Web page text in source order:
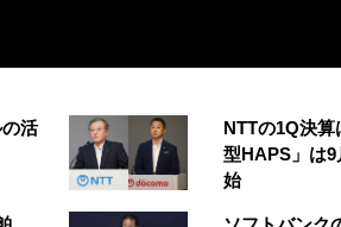
活
NTTの1Q決
型HAPS」は9
始